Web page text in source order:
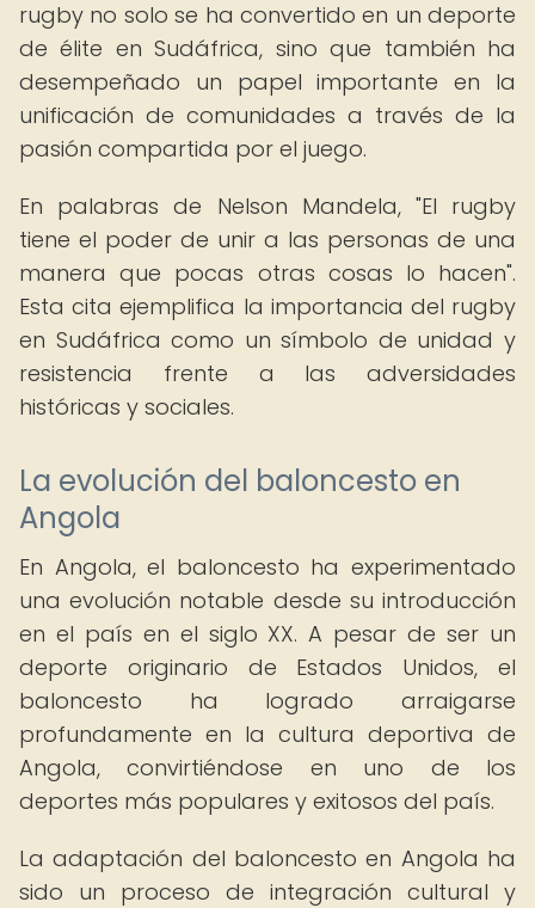
rugby no solo se ha convertido en un deporte
de élite en Sudáfrica, sino que también ha
desempeñado un papel importante en la
unificación de comunidades a través de la
pasión compartida por el juego.
En palabras de Nelson Mandela, "El rugby
tiene el poder de unir a las personas de una
manera que pocas otras cosas lo hacen".
Esta cita ejemplifica la importancia del rugby
en Sudáfrica como un símbolo de unidad y
resistencia frente a las adversidades
históricas y sociales.
La evolución del baloncesto en
Angola
En Angola, el baloncesto ha experimentado
una evolución notable desde su introducción
en el país en el siglo XX. A pesar de ser un
deporte originario de Estados Unidos, el
baloncesto ha logrado arraigarse
profundamente en la cultura deportiva de
Angola, convirtiéndose en uno de los
deportes más populares y exitosos del país.
La adaptación del baloncesto en Angola ha
sido un proceso de integración cultural y